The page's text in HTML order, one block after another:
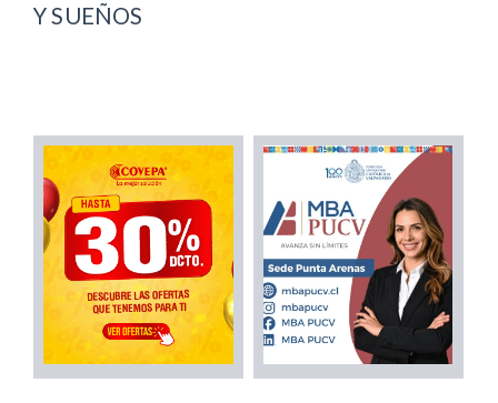
Y SUEÑOS